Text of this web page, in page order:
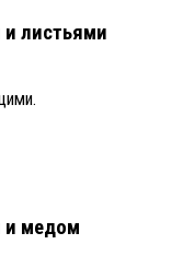
листьями
и медом